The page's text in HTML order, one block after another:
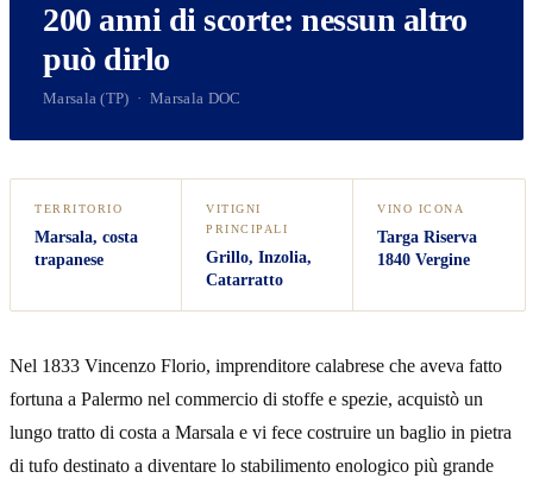
200 anni di scorte: nessun altro
può dirlo
Marsala (TP) · Marsala DOC
TERRITORIO
Marsala, costa
trapanese
VITIGNI
PRINCIPALI
Grillo, Inzolia,
Catarratto
VINO ICONA
Targa Riserva
1840 Vergine
Nel 1833 Vincenzo Florio, imprenditore calabrese che aveva fatto
fortuna a Palermo nel commercio di stoffe e spezie, acquistò un
lungo tratto di costa a Marsala e vi fece costruire un baglio in pietra
di tufo destinato a diventare lo stabilimento enologico più grande